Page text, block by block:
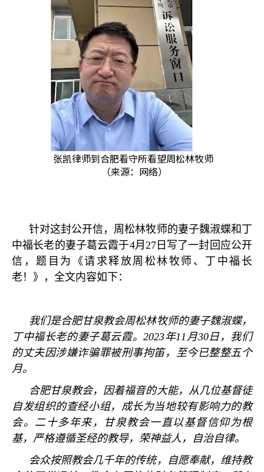
张凯律师到合肥看守所看望周松林牧师
（来源：网络）
针对这封公开信，周松林牧师的妻子魏淑蝶和丁
中福长老的妻子葛云霞于4月 27日写了一封回应公开
信，题目为《请求释放周松林牧师、丁中福长
老！》，全文内容如下：
我们是合肥甘泉教会周松林牧师的妻子魏淑蝶，
丁中福长老的妻子葛云霞。2023年11 月30日，我们
的丈夫因涉嫌诈骗罪被刑事拘笛，至今已整整五个
月。
合肥甘泉教会，因着福音的大能，从几位基督徒
自发组织的查经小组，成长为当地较有影响力的教
会。二十多年来，甘泉教会一直以基督信仰为根
基，严格遵循圣经的教导，荣神益人，自治自律。
会众按照教会几千年的传统，自愿奉献，维持教